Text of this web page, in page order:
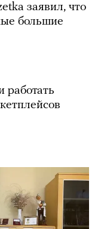
заявил, что
большие
работать